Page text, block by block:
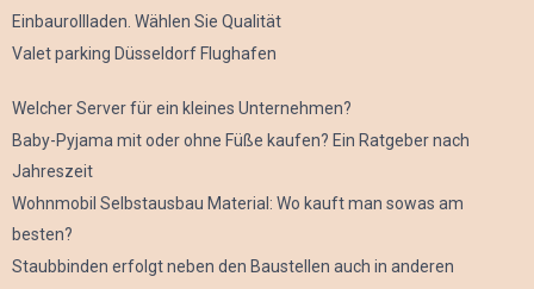
Einbaurollladen. Wählen Sie Qualität
Valet parking Düsseldorf Flughafen
Welcher Server für ein kleines Unternehmen?
Baby-Pyjama mit oder ohne Füße kaufen? Ein Ratgeber nach
Jahreszeit
Wohnmobil Selbstausbau Material: Wo kauft man sowas am
besten?
Staubbinden erfolgt neben den Baustellen auch in anderen